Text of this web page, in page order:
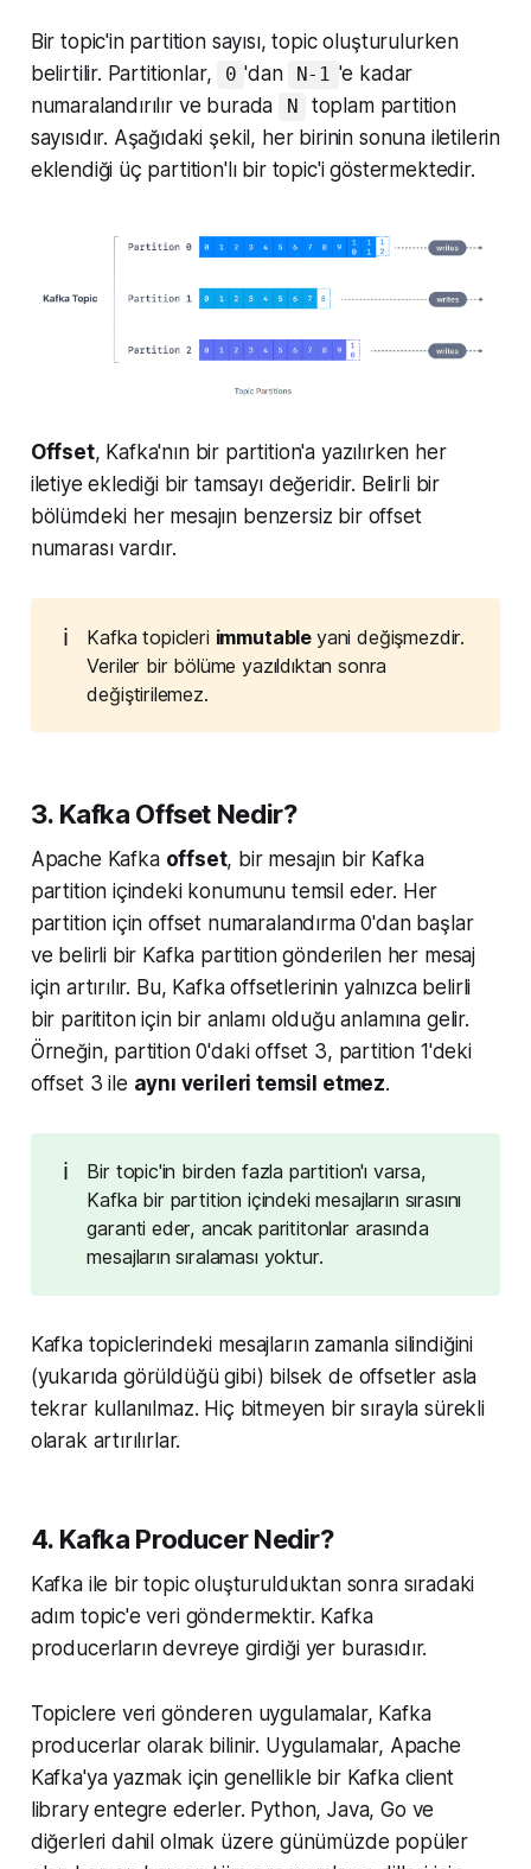
Bir topic'in partition sayısı, topic oluşturulurken
belirtilir. Partitionlar,
0 'dan N-1 'e kadar
numaralandırılır ve burada
N
toplam partition
sayısıdır. Aşağıdaki şekil, her birinin sonuna iletilerin
eklendiği üç partition'lı bir topic'i göstermektedir.
Offset, Kafka'nın bir partition'a yazılırken her
iletiye eklediği bir tamsayı değeridir. Belirli bir
bölümdeki her mesajın benzersiz bir offset
numarası vardır.
ℹ️ Kafka topicleri immutable yani değişmezdir.
Veriler bir bölüme yazıldıktan sonra
değiştirilemez.
3. Kafka Offset Nedir?
Apache Kafka offset, bir mesajın bir Kafka
partition içindeki konumunu temsil eder. Her
partition için offset numaralandırma 0'dan başlar
ve belirli bir Kafka partition gönderilen her mesaj
için artırılır. Bu, Kafka offsetlerinin yalnızca belirli
bir parititon için bir anlamı olduğu anlamına gelir.
Örneğin, partition 0'daki offset 3, partition 1'deki
offset 3 ile aynı verileri temsil etmez.
ℹ️
Bir topic'in birden fazla partition'ı varsa,
Kafka bir partition içindeki mesajların sırasını
garanti eder, ancak parititonlar arasında
mesajların sıralaması yoktur.
Kafka topiclerindeki mesajların zamanla silindiğini
(yukarıda görüldüğü gibi) bilsek de offsetler asla
tekrar kullanılmaz. Hiç bitmeyen bir sırayla sürekli
olarak artırılırlar.
4. Kafka Producer Nedir?
Kafka ile bir topic oluşturulduktan sonra sıradaki
adım topic'e veri göndermektir. Kafka
producerların devreye girdiği yer burasıdır.
Topiclere veri gönderen uygulamalar, Kafka
producerlar olarak bilinir. Uygulamalar, Apache
Kafka'ya yazmak için genellikle bir Kafka client
library entegre ederler. Python, Java, Go ve
diğerleri dahil olmak üzere günümüzde popüler